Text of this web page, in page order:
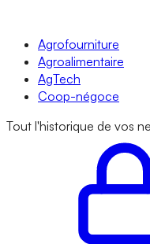
Agrofourniture
Agroalimentaire
AgTech
Coop-négoce
Tout l'historique de vos